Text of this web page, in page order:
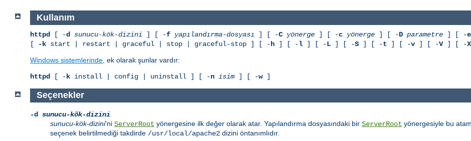
Kullanım
httpd [ -d sunucu-kök-dizini ] [ -f yapılandırma-dosyası ] [ -C yönerge ] [ -c yönerge ] [ -D parametre ] [ -e
[
-k start | restart | graceful | stop | graceful-stop ] [ -h ] [ -l ] [ -L ] [ -S ] [ -t ] [ -v ] [ -V] [ -X
Windows sistemlerinde , ek olarak şunlar vardır:
httpd [ - k install | config | uninstall ] [ -n isim ] [ -w]
Seçenekler
-d
sunucu-kök-dizini
sunucu-kök-dizini'ni ServerRoot yönergesine ilk değer olarak atar. Yapılandırma dosyasındaki bir ServerRoot yönergesiyle bu
seçenek belirtilmediği takdirde /usr/local/apache2 dizini öntanımlıdır.